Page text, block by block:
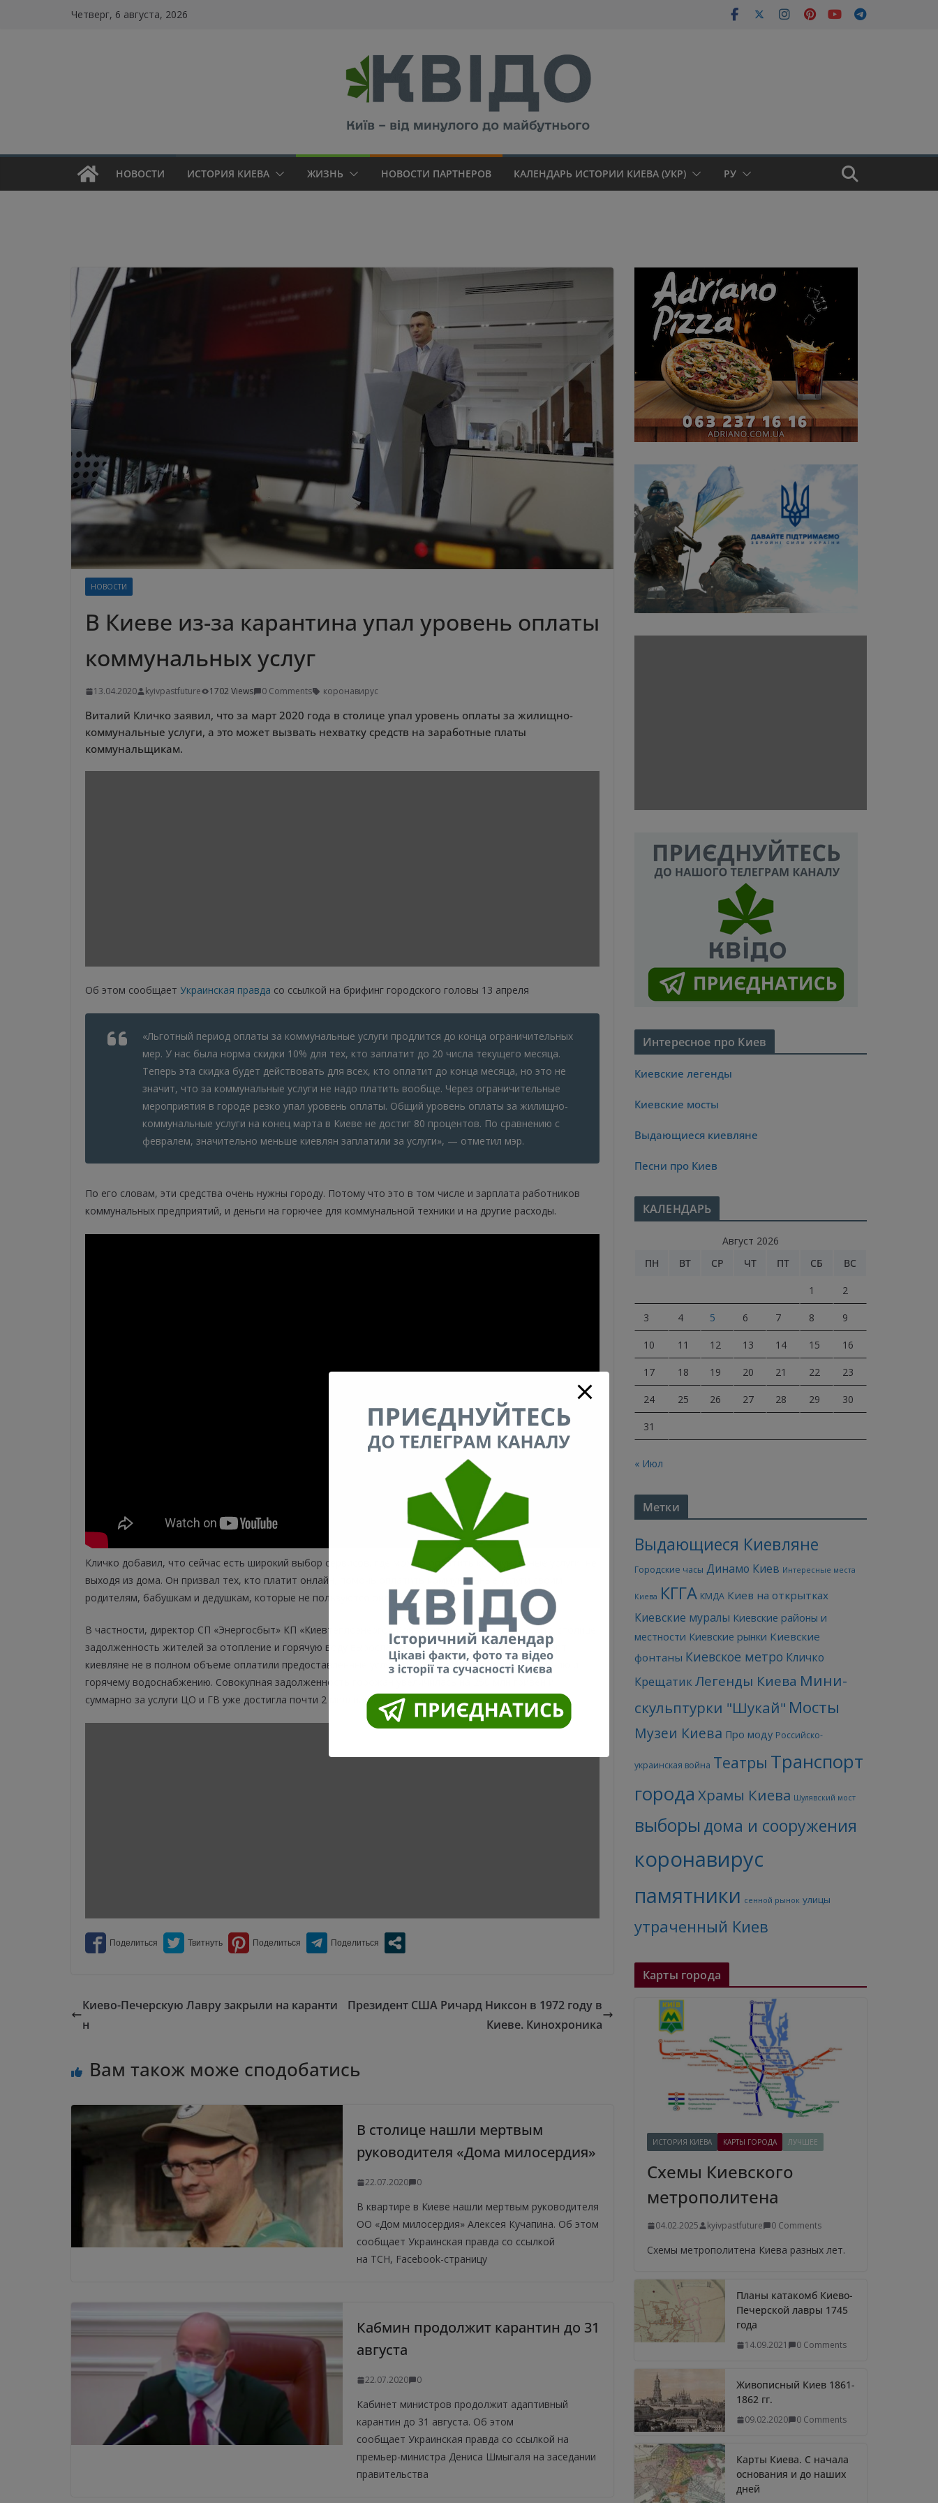
Четверг, 6 августа, 2026
НОВОСТИ ИСТОРИЯ КИЕВА ЖИЗНЬ НОВОСТИ ПАРТНЕРОВ КАЛЕНДАРЬ ИСТОРИИ КИЕВА (УКР) РУ
НОВОСТИ
В Киеве из-за карантина упал уровень оплаты
коммунальных услуг
13.04.2020 kyivpastfuture 1702 Views 0 Comments коронавирус
Виталий Кличко заявил, что за март 2020 года в столице упал уровень оплаты за жилищно-
коммунальные услуги, а это может вызвать нехватку средств на заработные платы
коммунальщикам.
Об этом сообщает Украинская правда со ссылкой на брифинг городского головы 13 апреля
«Льготный период оплаты за коммунальные услуги продлится до конца ограничительных
мер. У нас была норма скидки 10% для тех, кто заплатит до 20 числа текущего месяца.
Теперь эта скидка будет действовать для всех, кто оплатит до конца месяца, но это не
значит, что за коммунальные услуги не надо платить вообще. Через ограничительные
мероприятия в городе резко упал уровень оплаты. Общий уровень оплаты за жилищно-
коммунальные услуги на конец марта в Киеве не достиг 80 процентов. По сравнению с
февралем, значительно меньше киевлян заплатили за услуги», — отметил мэр.
По его словам, эти средства очень нужны городу. Потому что это в том числе и зарплата работников
коммунальных предприятий, и деньги на горючее для коммунальной техники и на другие расходы.
Кличко добавил, что сейчас есть широкий выбор сервисов, где можно оплатить коммунальные услуги, не
выходя из дома. Он призвал тех, кто платит онлайн, помочь оплатить коммунальные услуги своим
родителям, бабушкам и дедушкам, которые не пользуются онлайн-сервисами.
В частности, директор СП «Энергосбыт» КП «Киевтеплоэнерго» Константин Лопатин заявил
задолженность жителей за отопление и горячую воду выросладо 2 миллиардов гривен: «За март
киевляне не в полном объеме оплатили предоставленные услуги по централизованному отоплению и
горячему водоснабжению. Совокупная задолженность горожан увеличилась на 250 млн гривен и
суммарно за услуги ЦО и ГВ уже достигла почти 2 миллиардов гривен».
Киево-Печерскую Лавру закрыли на каранти
н
Президент США Ричард Никсон в 1972 году в
Киеве. Кинохроника
Вам також може сподобатись
В столице нашли мертвым
руководителя «Дома милосердия»
22.07.2020 0
В квартире в Киеве нашли мертвым руководителя
ОО «Дом милосердия» Алексея Кучапина. Об этом
сообщает Украинская правда со ссылкой
на ТСН, Facebook-страницу
Кабмин продолжит карантин до 31
августа
22.07.2020 0
Кабинет министров продолжит адаптивный
карантин до 31 августа. Об этом
сообщает Украинская правда со ссылкой на
премьер-министра Дениса Шмыгаля на заседании
правительства
Интересное про Киев
Киевские легенды
Киевские мосты
Выдающиеся киевляне
Песни про Киев
КАЛЕНДАРЬ
Август 2026
ПН
ВТ СР ЧТ ПТ СБ ВС
1 2
3 4 5 6 7 8 9
10 11 12 13 14 15 16
17 18 19 20 21 22 23
24 25 26 27 28 29 30
31
« Июл
Метки
Выдающиеся Киевляне
Городские часы Динамо Киев Интересные места
Киева КГГА КМДА Киев на открытках
Киевские муралы Киевские районы и
местности Киевские рынки Киевские
фонтаны Киевское метро Кличко
КрещатикЛегенды Киева Мини-
скульптурки "Шукай" Мосты
Музеи Киева Про моду Российско-
украинская война Театры Транспорт
города Храмы Киева Шулявский мост
выборы дома и сооружения
коронавирус
памятники сенной рынок улицы
утраченный Киев
Карты города
ИСТОРИЯ КИЕВА КАРТЫ ГОРОДА ЛУЧШЕЕ
Схемы Киевского
метрополитена
04.02.2025 kyivpastfuture 0 Comments
Схемы метрополитена Киева разных лет.
Планы катакомб Киево-
Печерской лавры 1745
года
14.09.2021 0 Comments
Живописный Киев 1861-
1862 гг.
09.02.2020 0 Comments
Карты Киева. С начала
основания и до наших
дней